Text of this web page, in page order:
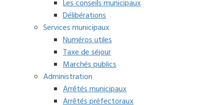
Les conseils municipaux
Délibérations
Services municipaux
Numéros utiles
Taxe de séjour
Marchés publics
Administration
Arrêtés municipaux
Arrêtés préfectoraux